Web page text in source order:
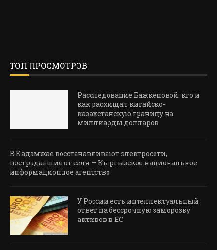
ТОП ПРОСМОТРОВ
Расследование Бажкеновой: кто и
как расхищал китайско-
казахстанскую границу на
миллиарды долларов
В Кадамжае восстанавливают электросети,
пострадавшие от селя — Кыргызское национальное
информационное агентство
У России есть интеллектуальный
ответ на бессрочную заморозку
активов в ЕС